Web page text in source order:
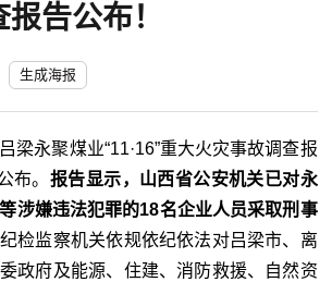
告公布！
生成海报
梁永聚煤业“11·16”重大火灾事故调查报
布。 报告显示，山西省公安机关已对永
涉嫌违法犯罪的18名企业人员采取刑事
检监察机关依规依纪依法对吕梁市、离
政府及能源、住建、消防救援、自然资